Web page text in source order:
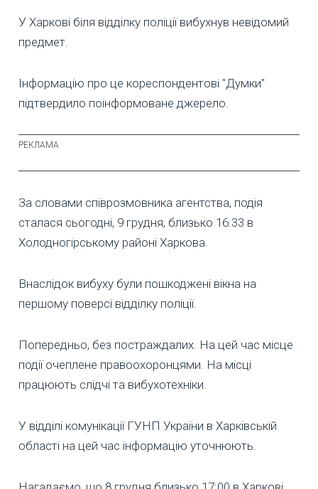
У Харкові біля відділку поліції вибухнув невідомий
предмет.
Інформацію про це кореспондентові "Думки"
підтвердило поінформоване джерело.
За словами співрозмовника агентства, подія
сталася сьогодні, 9 грудня, близько 16:33 в
Холодногірському районі Харкова.
Внаслідок вибуху були пошкоджені вікна на
першому поверсі відділку поліції.
Попередньо, без постраждалих. На цей час місце
події очеплене правоохоронцями. На місці
працюють слідчі та вибухотехніки.
У відділі комунікації ГУНП України в Харківській
області на цей час інформацію уточнюють.